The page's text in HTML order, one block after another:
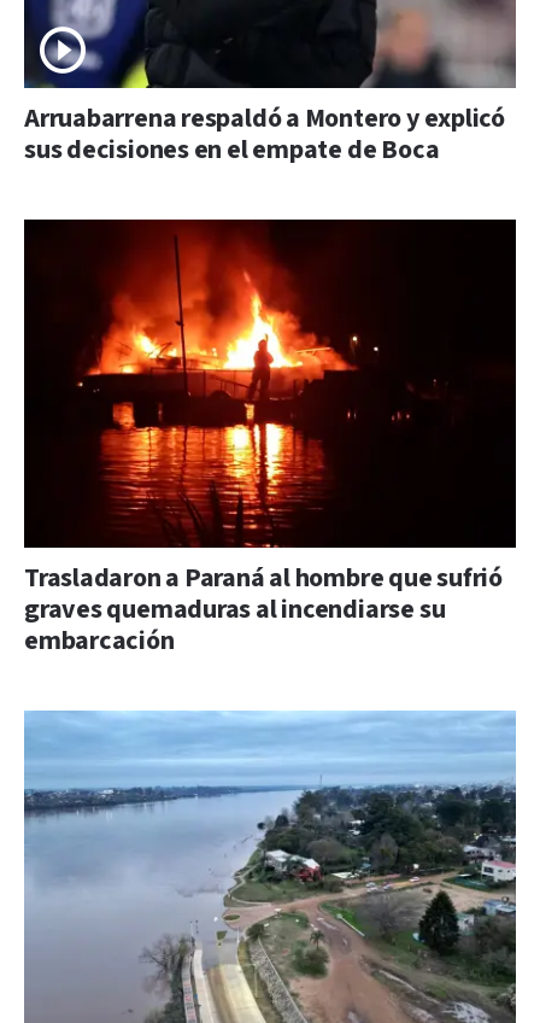
Arruabarrena respaldó a Montero y explicó
sus decisiones en el empate de Boca
Trasladaron a Paraná al hombre que sufrió
graves quemaduras al incendiarse su
embarcación